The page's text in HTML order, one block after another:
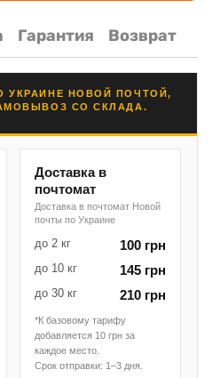
Гарантия Возврат
УКРАИНЕ НОВОЙ ПОЧТОЙ,
СО СКЛАДА.
Доставка в
почтомат
Доставка в почтомат Новой
почты по Украине
до 2 кг 100 грн
до 10 кг 145 грн
до 30 кг 210 грн
*К базовому тарифу
добавляется 10 грн за
каждое место.
Срок отправки: 1–3 дня.